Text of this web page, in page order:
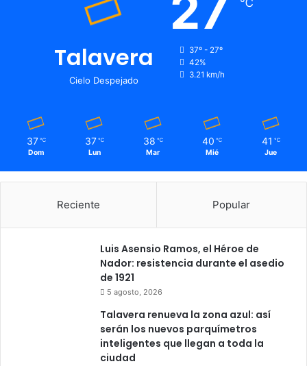
Talavera
Cielo Despejado
37º - 27º
42%
3.21 km/h
37 ℃
Dom
37 ℃
Lun
38 ℃
Mar
40 ℃
Mié
41 ℃
Jue
Reciente Popular
Luis Asensio Ramos, el Héroe de
Nador: resistencia durante el asedio
de 1921
5 agosto, 2026
Talavera renueva la zona azul: así
serán los nuevos parquímetros
inteligentes que llegan a toda la
ciudad